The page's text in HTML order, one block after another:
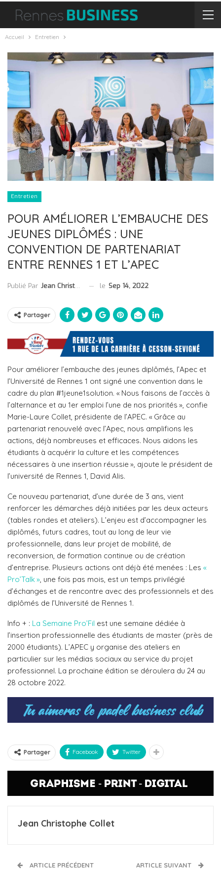
Accueil Entretien
Entretien
POUR AMÉLIORER L’EMBAUCHE DES
JEUNES DIPLÔMÉS : UNE
CONVENTION DE PARTENARIAT
ENTRE RENNES 1 ET L’APEC
Publié Par Jean Christophe Collet le Sep 14, 2022
Partager
Pour améliorer l’embauche des jeunes diplômés, l’Apec et
l’Université de Rennes 1 ont signé une convention dans le
cadre du plan #1jeune1solution. « Nous faisons de l’accès à
l’alternance et au 1er emploi l’une de nos priorités », confie
Marie-Laure Collet, présidente de l’APEC. « Grâce au
partenariat renouvelé avec l’Apec, nous amplifions les
actions, déjà nombreuses et efficaces. Nous aidons les
étudiants à acquérir la culture et les compétences
nécessaires à une insertion réussie », ajoute le président de
l’université de Rennes 1, David Alis.
Ce nouveau partenariat, d’une durée de 3 ans, vient
renforcer les démarches déjà initiées par les deux acteurs
(tables rondes et ateliers). L’enjeu est d’accompagner les
diplômés, futurs cadres, tout au long de leur vie
professionnelle, dans leur projet de mobilité, de
reconversion, de formation continue ou de création
d’entreprise. Plusieurs actions ont déjà été menées : Les «
Pro’Talk », une fois pas mois, est un temps privilégié
d’échanges et de rencontre avec des professionnels et des
diplômés de l’Université de Rennes 1.
Info + : La Semaine Pro’Fil est une semaine dédiée à
l’insertion professionnelle des étudiants de master (près de
2000 étudiants). L’APEC y organise des ateliers en
particulier sur les médias sociaux au service du projet
professionnel. La prochaine édition se déroulera du 24 au
28 octobre 2022.
Partager Facebook Twitter
Jean Christophe Collet
ARTICLE PRÉCÉDENT ARTICLE SUIVANT